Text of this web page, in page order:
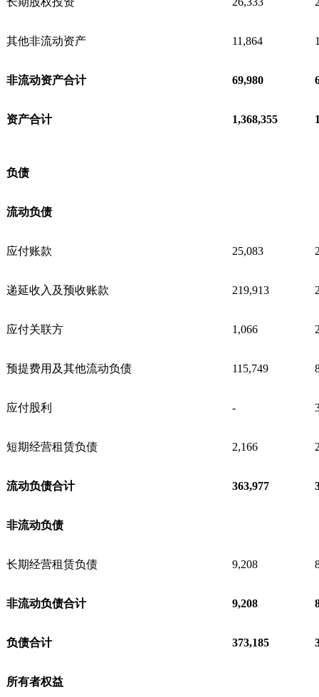
其他非流动资产 11,864
非流动资产合计 69,980
资产合计 1,368,355
负债
流动负债
应付账款 25,083
递延收入及预收账款 219,913
应付关联方 1,066
预提费用及其他流动负债 115,749
应付股利 -
短期经营租赁负债 2,166
流动负债合计 363,977
非流动负债
长期经营租赁负债 9,208
非流动负债合计 9,208
负债合计 373,185
所有者权益